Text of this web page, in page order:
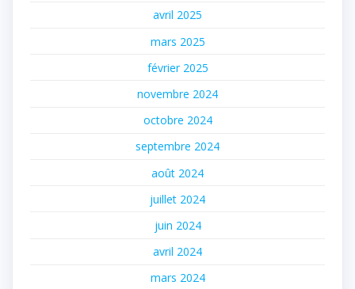
avril 2025
mars 2025
février 2025
novembre 2024
octobre 2024
septembre 2024
août 2024
juillet 2024
juin 2024
avril 2024
mars 2024